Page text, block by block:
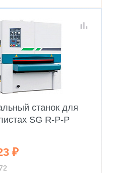
станок для
SG R-P-P
₽